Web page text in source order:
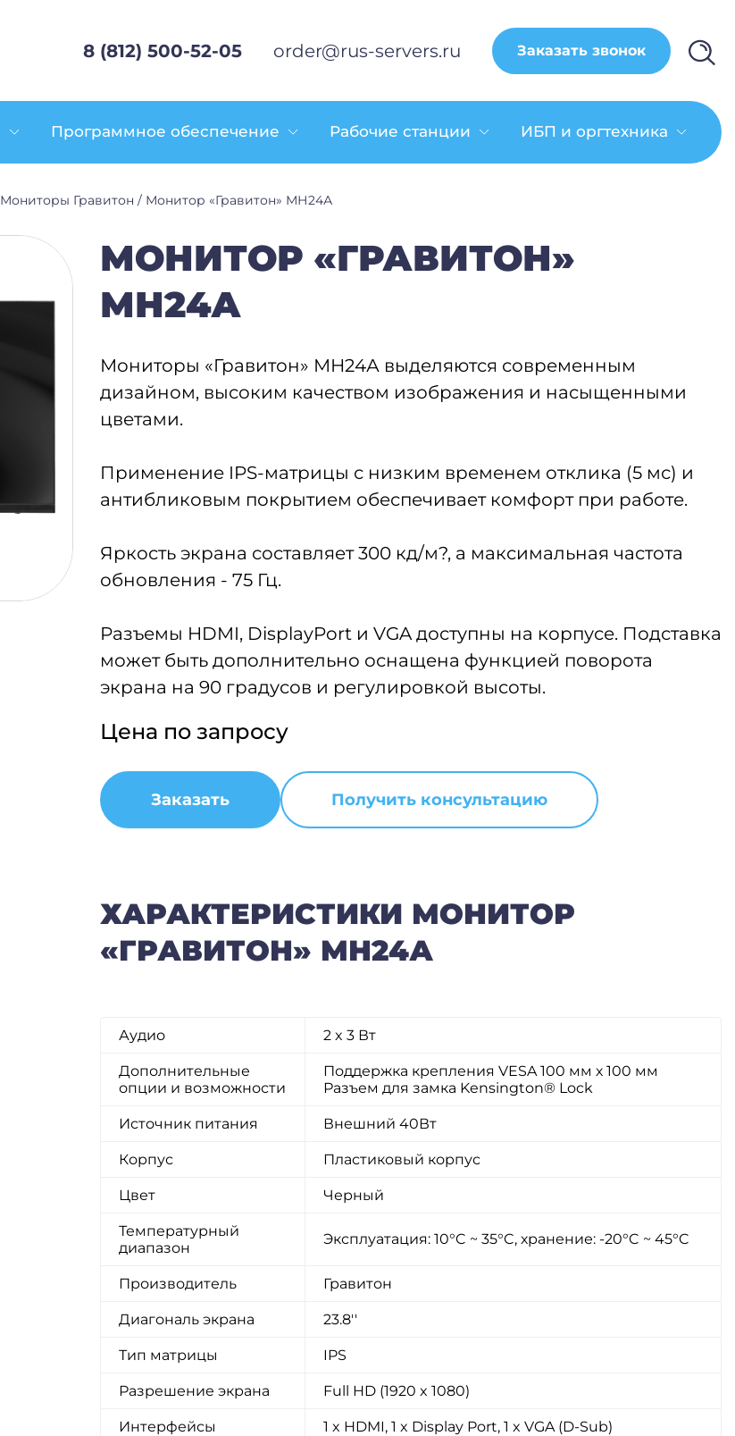
8 (812) 500-52-05 order@rus-servers.ru Заказать звонок
Программное обеспечение Рабочие станции ИБП и оргтехника
Мониторы Гравитон / Монитор «Гравитон» МН24А
МОНИТОР «ГРАВИТОН»
МН24А
Мониторы «Гравитон» МН24А выделяются современным
дизайном, высоким качеством изображения и насыщенными
цветами.
Применение IPS-матрицы с низким временем отклика (5 мс) и
антибликовым покрытием обеспечивает комфорт при работе.
Яркость экрана составляет 300 кд/м?, а максимальная частота
обновления - 75 Гц.
Разъемы HDMI, DisplayPort и VGA доступны на корпусе. Подставка
может быть дополнительно оснащена функцией поворота
экрана на 90 градусов и регулировкой высоты.
Цена по запросу
Заказать Получить консультацию
ХАРАКТЕРИСТИКИ МОНИТОР
«ГРАВИТОН» МН24А
Аудио 2 x 3 Вт
Дополнительные
опции и возможности
Поддержка крепления VESA 100 мм х 100 мм
Разъем для замка Kensington® Lock
Источник питания Внешний 40Вт
Корпус Пластиковый корпус
Цвет Черный
Температурный
диапазон
Эксплуатация: 10°C ~ 35°C, хранение: -20°C ~ 45°C
Производитель Гравитон
Диагональ экрана 23.8''
Тип матрицы IPS
Разрешение экрана Full HD (1920 x 1080)
Интерфейсы 1 x HDMI, 1 x Display Port, 1 x VGA (D-Sub)